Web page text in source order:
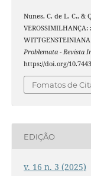
Nunes, C. de L. C., &
VEROSSIMILHANÇA:
WITTGENSTEINIANA
Problemata - Revista
https://doi.org/
Fomatos de
EDIÇÃO
v. 16 n. 3 (2025)